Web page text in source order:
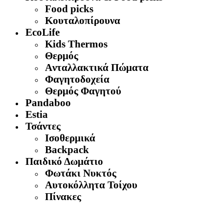
Food picks
Κουταλοπίρουνα
EcoLife
Kids Thermos
Θερμός
Aνταλλακτικά Πώματα
Φαγητοδοχεία
Θερμός Φαγητού
Pandaboo
Estia
Τσάντες
Ισοθερμικά
Backpack
Παιδικό Δωμάτιο
Φωτάκι Νυκτός
Αυτοκόλλητα Τοίχου
Πίνακες